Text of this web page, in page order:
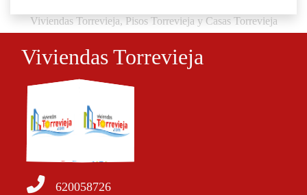
Viviendas Torrevieja, Pisos Torrevieja y Casas Torrevieja
Viviendas Torrevieja
620058726